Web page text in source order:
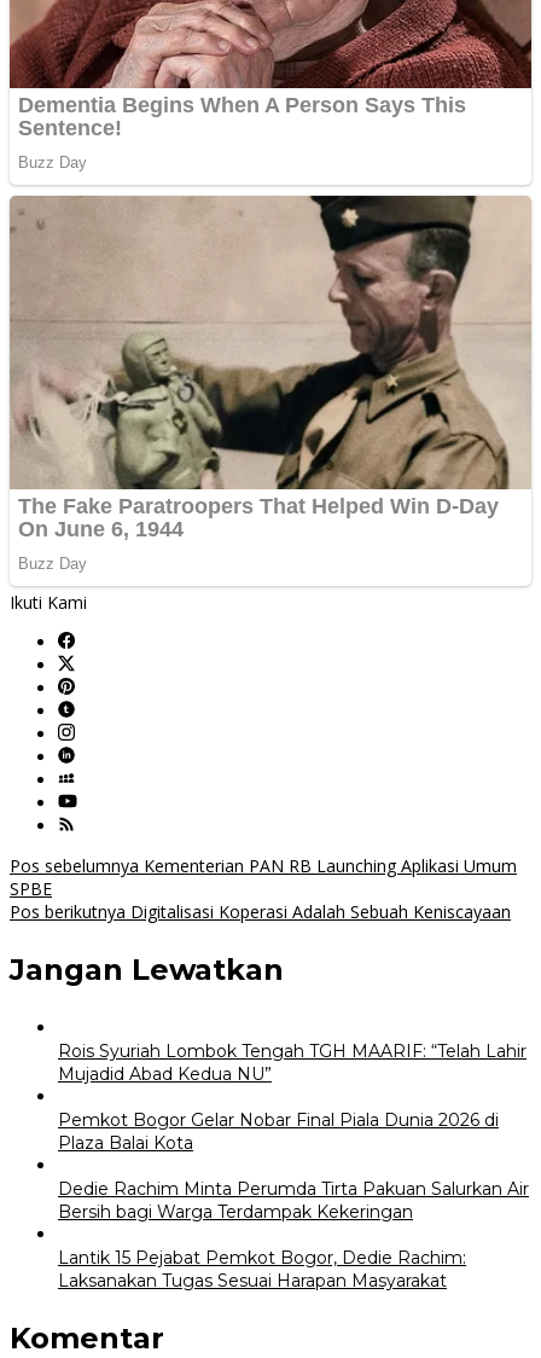
Ikuti Kami
Navigasi
pos
Pos sebelumnya Kementerian PAN RB Launching Aplikasi Umum
SPBE
Pos berikutnya Digitalisasi Koperasi Adalah Sebuah Keniscayaan
Jangan Lewatkan
Rois Syuriah Lombok Tengah TGH MAARIF: “Telah Lahir
Mujadid Abad Kedua NU”
Pemkot Bogor Gelar Nobar Final Piala Dunia 2026 di
Plaza Balai Kota
Dedie Rachim Minta Perumda Tirta Pakuan Salurkan Air
Bersih bagi Warga Terdampak Kekeringan
Lantik 15 Pejabat Pemkot Bogor, Dedie Rachim:
Laksanakan Tugas Sesuai Harapan Masyarakat
Komentar